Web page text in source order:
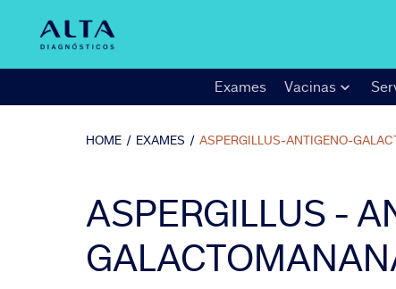
Exames Vacinas
HOME / EXAMES / ASPERGILLUS-ANTIGENO-
ASPERGILLUS -